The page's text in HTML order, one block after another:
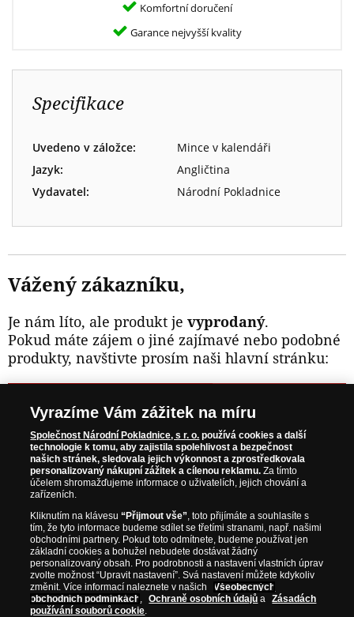
Komfortní doručení
Garance nejvyšší kvality
Specifikace
Uvedeno v záložce:
Mince v kalendáři
Jazyk:
Angličtina
Vydavatel:
Národní Pokladnice
Vážený zákazníku,
Je nám líto, ale produkt je vyprodaný.
Pokud máte zájem o jiné zajímavé nebo podobné
produkty, navštivte prosím naši hlavní stránku:
NAVŠTIVTE ZAJÍMAVÉ PRODUKTY NA
WWW.NARODNIPOKLADNICE.CZ
Prosím informujte mě, jakmile bude produkt opět skladem.
NAŠE ZÁRUKY
Bezpečný nákup
Certifikát SSL
Vyrazíme Vám zážitek na míru
Společnost Národní Pokladnice, s r. o. používá cookies a další
technologie k tomu, aby zajistila spolehlivost a bezpečnost
našich stránek, sledovala jejich výkonnost a zprostředkovala
personalizovaný nákupní zážitek a cílenou reklamu. Za tímto
účelem shromažďujeme informace o uživatelích, jejich chování a
zařízeních.
Kliknutím na klávesu“Přijmout vše”, toto přijímáte a souhlasíte s
tím, že tyto informace budeme sdílet se třetími stranami, např. našimi
obchodními partnery. Pokud toto odmítnete, budeme používat jen
základní cookies a bohužel nebudete dostávat žádný
personalizovaný obsah. Pro podrobnosti a nastavení vlastních úprav
zvolte možnost “Upravit nastavení”. Svá nastavení můžete kdykoliv
změnit. Více informací naleznete v našich
Všeobecných
obchodních podmínkách , Ochraně osobních údajů a
Zásadách
používání souborů cookie.